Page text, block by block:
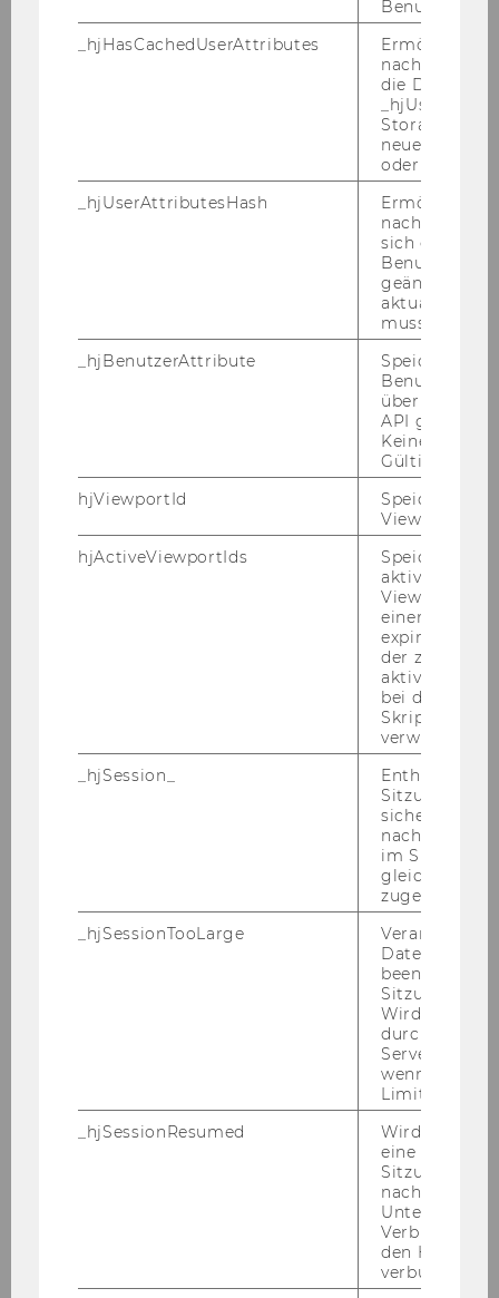
Univ.Ass. post doc
Transportwirtschaft und Logistik
Mag.
FWF-Projekt-MA
Regional- und Umweltwirtschaft
Birgit
FI für Urban Management and
01.11.11
Projekt-MA
Internationales Steuerrecht
Alexandra
Büro des Rektorats
_hjHasCachedUserAttributes
Ermöglicht
die Daten in
Storage auf
neuesten
oder nicht.
_hjUserAttributesHash
Ermöglicht
sich ein
geändert hat
aktualisiert
muss.
_hjBenutzerAttribute
Speichert
über die
API gesendet
Keine
hjViewportId
Speichert
Viewport-
hjActiveViewportIds
Speichert die
aktiven
Viewports.
einen
der zur
aktiver
bei der
verwendet
_hjSession_
Enthält die
sicher, dass
im
gleichen
zugeordnet
_hjSessionTooLarge
Veranlasst
beenden,
Sitzung zu
Wird
durch ein
Servers
wenn die
Limit
_hjSessionResumed
Wird gesetzt,
eine
Sitzung/
nach einer
Verbindung
den Hotjar-
verbunden